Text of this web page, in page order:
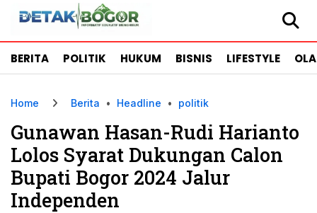
BERITA POLITIK HUKUM BISNIS LIFESTYLE
Home Berita • Headline • politik
Gunawan Hasan-Rudi Harianto
Lolos Syarat Dukungan Calon
Bupati Bogor 2024 Jalur
Independen